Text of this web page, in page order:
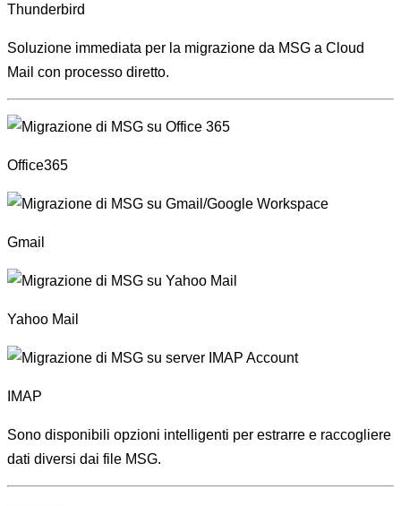
Thunderbird
Soluzione immediata per la migrazione da MSG a Cloud
Mail con processo diretto.
Office365
Gmail
Yahoo Mail
IMAP
Sono disponibili opzioni intelligenti per estrarre e raccogliere
dati diversi dai file MSG.